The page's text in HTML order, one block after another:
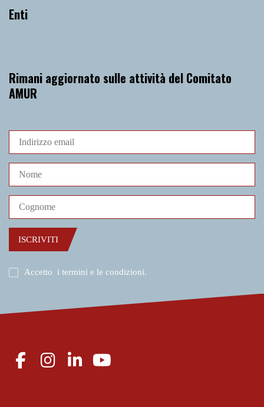
Enti
Rimani aggiornato sulle attività del Comitato
AMUR
ISCRIVITI
Accetto i termini e le condizioni.